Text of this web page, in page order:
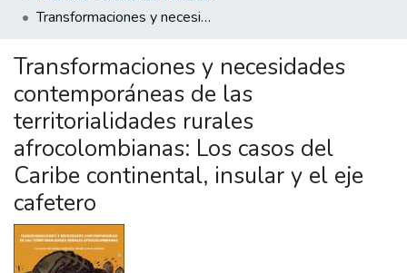
Statistics
Transformaciones y necesidades contemporáneas de las territorialidades rurales afrocolombianas: Los casos del Caribe continental, insular y el eje cafetero
Transformaciones y necesidades
contemporáneas de las
territorialidades rurales
afrocolombianas: Los casos del
Caribe continental, insular y el eje
cafetero